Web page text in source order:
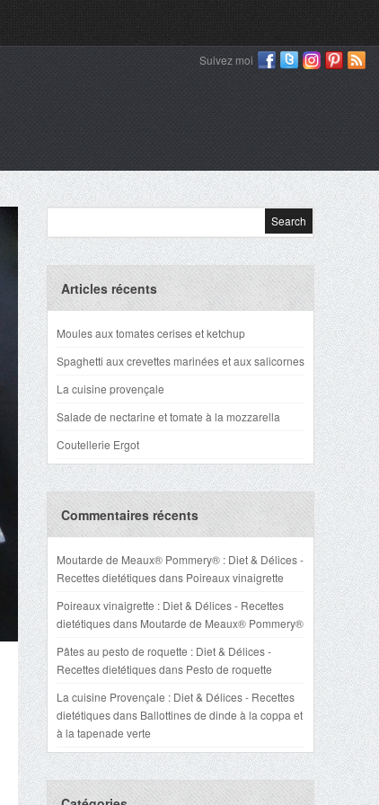
Suivez moi
Articles récents
Moules aux tomates cerises et ketchup
Spaghetti aux crevettes marinées et aux salicornes
La cuisine provençale
Salade de nectarine et tomate à la mozzarella
Coutellerie Ergot
Commentaires récents
Moutarde de Meaux® Pommery® : Diet & Délices -
Recettes dietétiquesdans Poireaux vinaigrette
Poireaux vinaigrette : Diet & Délices - Recettes
dietétiquesdans Moutarde de Meaux® Pommery®
Pâtes au pesto de roquette : Diet & Délices -
Recettes dietétiquesdans Pesto de roquette
La cuisine Provençale : Diet & Délices - Recettes
dietétiquesdans Ballottines de dinde à la coppa et
à la tapenade verte